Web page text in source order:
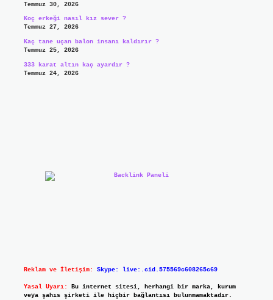
Temmuz 30, 2026
Koç erkeği nasıl kız sever ?
Temmuz 27, 2026
Kaç tane uçan balon insanı kaldırır ?
Temmuz 25, 2026
333 karat altın kaç ayardır ?
Temmuz 24, 2026
Reklam ve İletişim: Skype: live:.cid.575569c608265c69
Yasal Uyarı:
Bu internet sitesi, herhangi bir marka, kurum
veya şahıs şirketi ile hiçbir bağlantısı bulunmamaktadır.